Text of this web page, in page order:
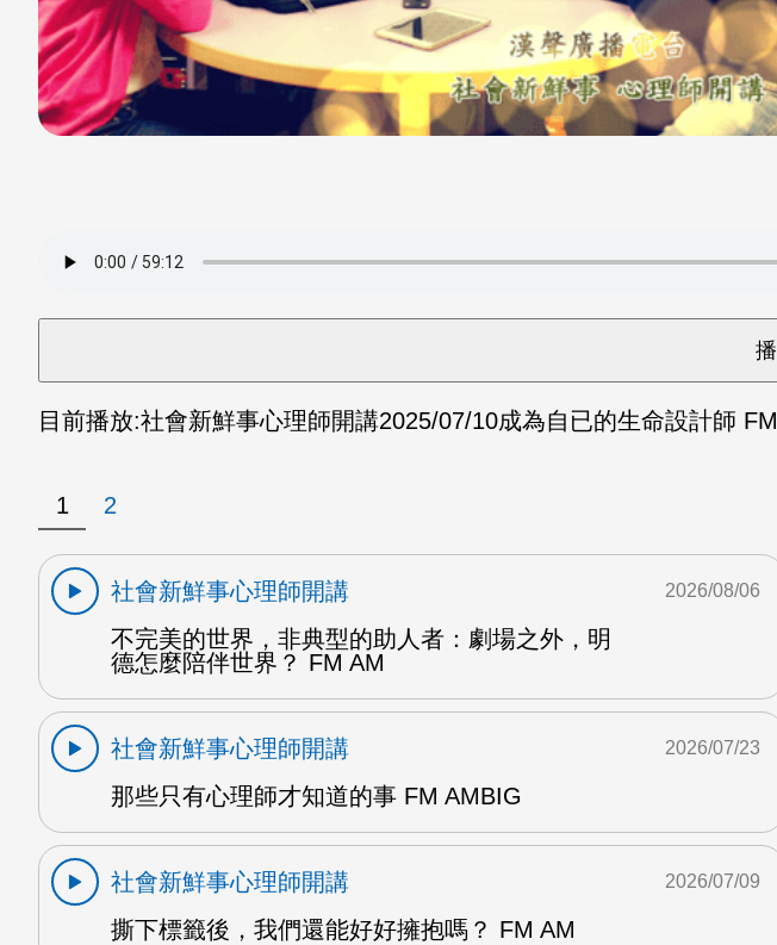
目前播放:社會新鮮事心理師開講2025/07/10成為自已的生命設計師 FM
1 2
社會新鮮事心理師開講
不完美的世界，非典型的助人者：劇場之外，明
德怎麼陪伴世界？ FM AM
2026/08/06
社會新鮮事心理師開講
那些只有心理師才知道的事 FM AMBIG
2026/07/23
社會新鮮事心理師開講
撕下標籤後，我們還能好好擁抱嗎？ FM AM
2026/07/09